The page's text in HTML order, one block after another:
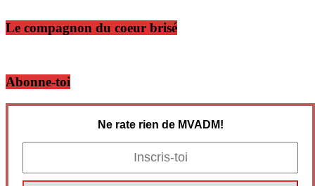
Le compagnon du coeur brisé
Abonne-toi
Ne rate rien de MVADM!